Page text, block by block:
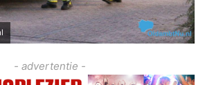
- advertentie -